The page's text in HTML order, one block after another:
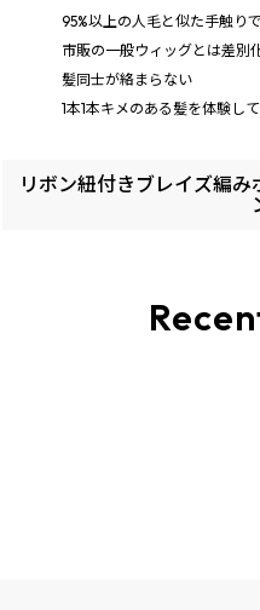
リボン紐付きブレイズ編
95%以上の人毛と似た手触り
市販の一般ウィッグとは差別
髪同士が絡まらない
1本1本キメのある髪を体験し